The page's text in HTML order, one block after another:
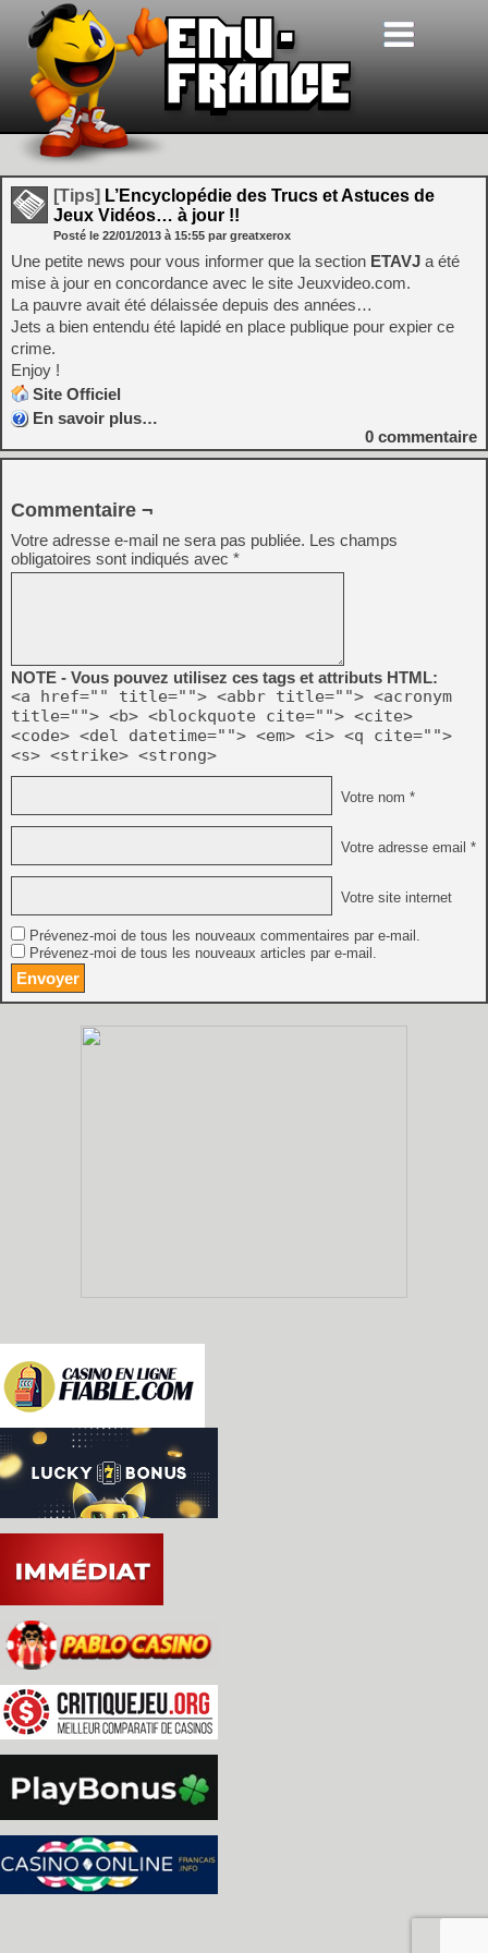
[Tips] L’Encyclopédie des Trucs et Astuces de
Jeux Vidéos… à jour !!
Posté le 22/01/2013 à 15:55 par greatxerox
Une petite news pour vous informer que la section ETAVJ a été
mise à jour en concordance avec le site Jeuxvideo.com.
La pauvre avait été délaissée depuis des années…
Jets a bien entendu été lapidé en place publique pour expier ce
crime.
Enjoy !
Site Officiel
En savoir plus…
0 commentaire
Commentaire ¬
Votre adresse e-mail ne sera pas publiée. Les champs
obligatoires sont indiqués avec *
NOTE - Vous pouvez utilisez ces tags et attributs HTML:
<a href="" title=""> <abbr title=""> <acronym
title=""> <b> <blockquote cite=""> <cite>
<code> <del datetime=""> <em> <i> <q cite="">
<s> <strike> <strong>
Votre nom *
Votre adresse email *
Votre site internet
Prévenez-moi de tous les nouveaux commentaires par e-mail.
Prévenez-moi de tous les nouveaux articles par e-mail.